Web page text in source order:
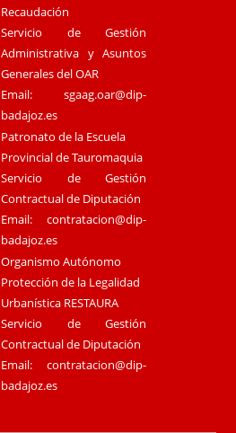
Recaudación
Servicio de Gestión
Administrativa y Asuntos
Generales del OAR
Email:sgaag.oar@dip-
badajoz.es
Patronato de la Escuela
Provincial de Tauromaquia
Servicio de Gestión
Contractual de Diputación
Email:contratacion@dip-
badajoz.es
Organismo Autónomo
Protección de la Legalidad
Urbanística RESTAURA
Servicio de Gestión
Contractual de Diputación
Email:contratacion@dip-
badajoz.es